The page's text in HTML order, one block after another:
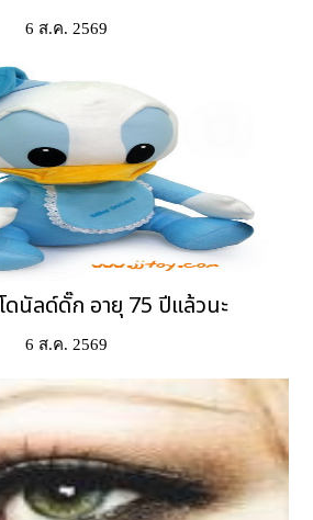
6 ส.ค. 2569
ดนัลด์ดั๊ก อายุ 75 ปีแล้วนะ
6 ส.ค. 2569